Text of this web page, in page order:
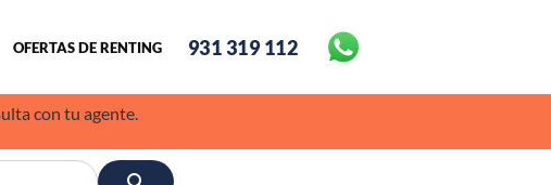
OFERTAS DE RENTING 931 319 112
con tu agente.